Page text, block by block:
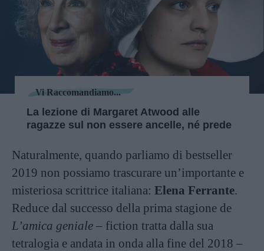
Vi Raccomandiamo...
La lezione di Margaret Atwood alle
ragazze sul non essere ancelle, né prede
Naturalmente, quando parliamo di bestseller
2019 non possiamo trascurare un’importante e
misteriosa scrittrice italiana: Elena Ferrante.
Reduce dal successo della prima stagione de
L’amica geniale – fiction tratta dalla sua
tetralogia e andata in onda alla fine del 2018 –